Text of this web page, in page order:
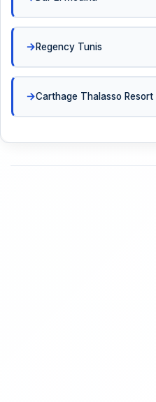
Regency Tunis
Carthage Thalasso Resort